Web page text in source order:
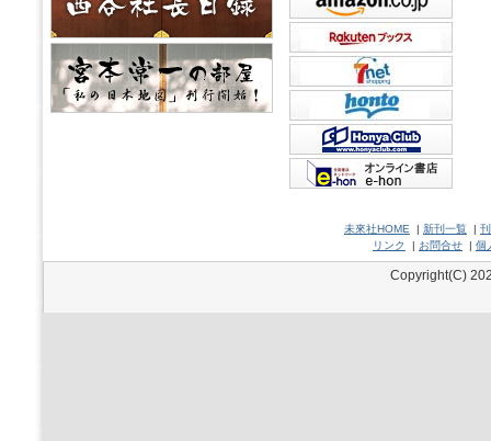
未來社HOME | 新刊一覧 |
リンク
| お問合せ | 個
Copyright(C)